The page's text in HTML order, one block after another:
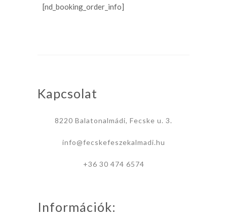
[nd_booking_order_info]
Kapcsolat
8220 Balatonalmádi, Fecske u. 3.
info@fecskefeszekalmadi.hu
+36 30 474 6574
Információk: